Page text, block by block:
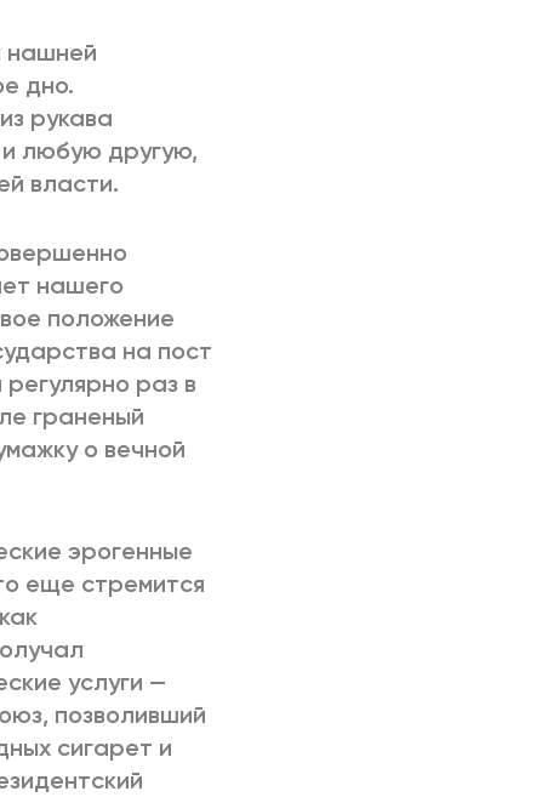
нашней
дно.
рукава
и любую другую,
власти.
нашего
положение
на пост
раз в
граненый
о вечной
эрогенные
еще стремится
услуги —
позволивший
сигарет и